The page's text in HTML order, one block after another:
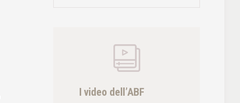
I video dell’ABF